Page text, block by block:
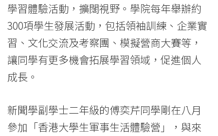
Hong
Kong
Baptist
University
學習體驗活動，擴闊視野。學院每年舉辦約
300項學生發展活動，包括領袖訓練、企業實
習、文化交流及考察團、模擬營商大賽等，
讓同學有更多機會拓展學習領域，促進個人
成長。
新聞學副學士二年級的傅奕芹同學剛在八月
參加「香港大學生軍事生活體驗營」，與來